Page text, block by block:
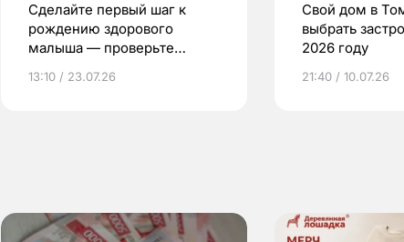
Сделайте первый шаг к
рождению здорового
малыша — проверьте
по ОМС!
13:10 / 23.07.26
Свой дом в
выбрать
2026 году
21:40 / 10.07.26